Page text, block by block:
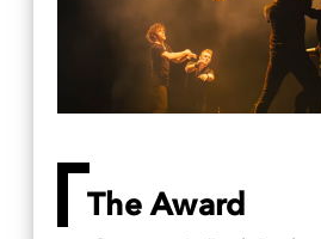
The Award